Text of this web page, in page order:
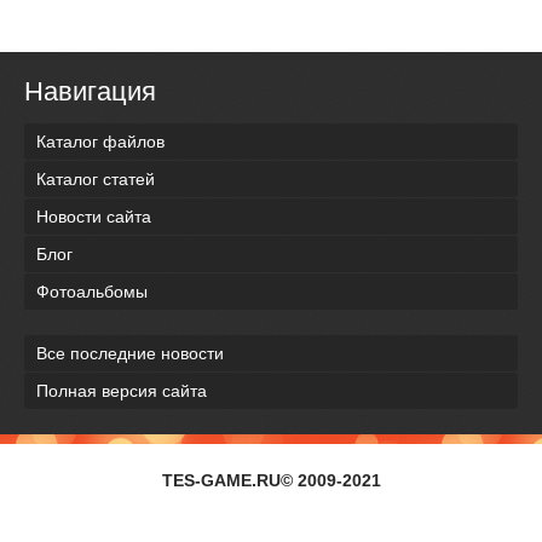
Навигация
Каталог файлов
Каталог статей
Новости сайта
Блог
Фотоальбомы
Все последние новости
Полная версия сайта
TES-GAME.RU© 2009-2021